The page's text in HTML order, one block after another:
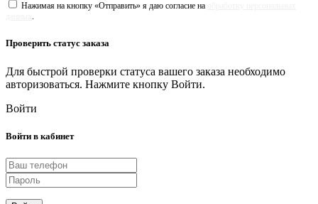
Нажимая на кнопку «Отправить» я даю согласие на
.
Проверить статус заказа
Для быстрой проверки статуса вашего заказа необходимо
авторизоваться. Нажмите кнопку Войти.
Войти
Войти в кабинет